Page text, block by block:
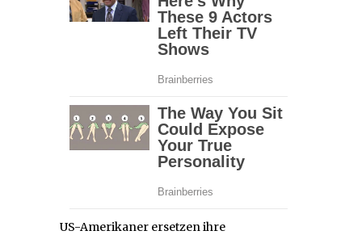
US-Amerikaner ersetzen ihre